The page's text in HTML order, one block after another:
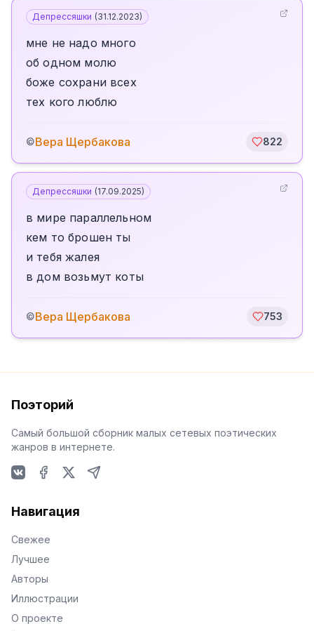
Депрессяшки (31.12.2023)
мне не надо много
об одном молю
боже сохрани всех
тех кого люблю
©Вера Щербакова 822
Депрессяшки (17.09.2025)
в мире параллельном
кем то брошен ты
и тебя жалея
в дом возьмут коты
©Вера Щербакова 753
Поэторий
Самый большой сборник малых сетевых поэтических
жанров в интернете.
Навигация
Свежее
Лучшее
Авторы
Иллюстрации
О проекте